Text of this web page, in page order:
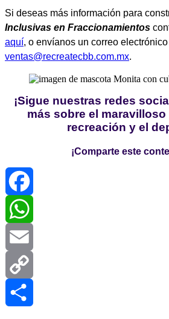
Si deseas más información para
Inclusivas en Fraccionamientos
aquí, o envíanos un correo electrónico
ventas@recreatecbb.com.mx.
¡Sigue nuestras redes
más sobre el
recreación y el
¡Comparte este